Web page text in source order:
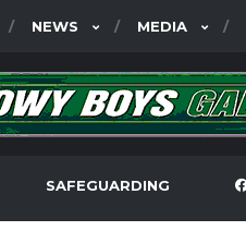
NEWS MEDIA
SAFEGUARDING